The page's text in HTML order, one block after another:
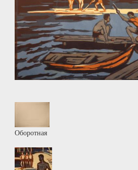
Оборотная